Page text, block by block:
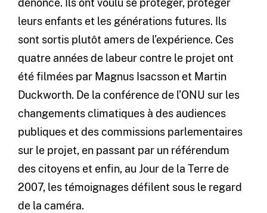
dénoncé. Ils ont voulu se protéger, protéger
leurs enfants et les générations futures. Ils
sont sortis plutôt amers de l’expérience. Ces
quatre années de labeur contre le projet ont
été filmées par Magnus Isacsson et Martin
Duckworth. De la conférence de l’ONU sur les
changements climatiques à des audiences
publiques et des commissions parlementaires
sur le projet, en passant par un référendum
des citoyens et enfin, au Jour de la Terre de
2007, les témoignages défilent sous le regard
de la caméra.